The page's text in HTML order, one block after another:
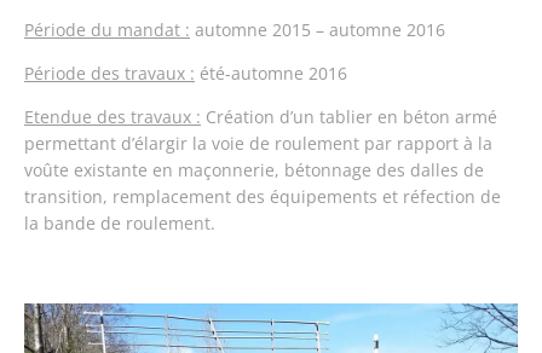
Période du mandat : automne 2015 – automne 2016
Période des travaux : été-automne 2016
Etendue des travaux : Création d’un tablier en béton armé
permettant d’élargir la voie de roulement par rapport à la
voûte existante en maçonnerie, bétonnage des dalles de
transition, remplacement des équipements et réfection de
la bande de roulement.